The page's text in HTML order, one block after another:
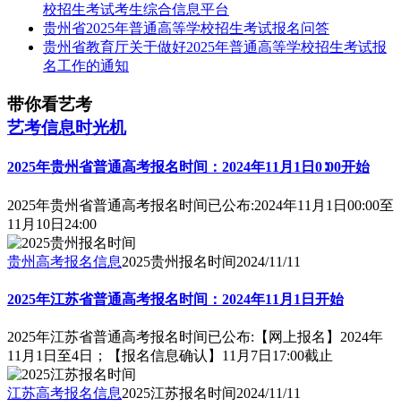
校招生考试考生综合信息平台
贵州省2025年普通高等学校招生考试报名问答
贵州省教育厅关于做好2025年普通高等学校招生考试报
名工作的通知
带你看艺考
艺考信息时光机
2025年贵州省普通高考报名时间：2024年11月1日0∶00开始
2025年贵州省普通高考报名时间已公布:2024年11月1日00:00至
11月10日24:00
贵州高考报名信息2025贵州报名时间2024/11/11
2025年江苏省普通高考报名时间：2024年11月1日开始
2025年江苏省普通高考报名时间已公布:【网上报名】2024年
11月1日至4日；【报名信息确认】11月7日17:00截止
江苏高考报名信息2025江苏报名时间2024/11/11